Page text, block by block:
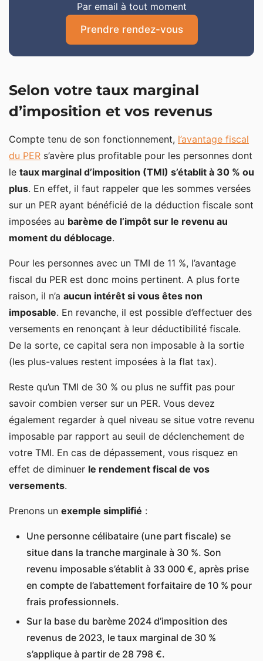
Par email à tout moment
Prendre rendez-vous
Selon votre taux marginal
d’imposition et vos revenus
Compte tenu de son fonctionnement, l’avantage fiscal
du PER s’avère plus profitable pour les personnes dont
le taux marginal d’imposition (TMI) s’établit à 30 % ou
plus. En effet, il faut rappeler que les sommes versées
sur un PER ayant bénéficié de la déduction fiscale sont
imposées au barème de l’impôt sur le revenu au
moment du déblocage.
Pour les personnes avec un TMI de 11 %, l’avantage
fiscal du PER est donc moins pertinent. A plus forte
raison, il n’a aucun intérêt si vous êtes non
imposable. En revanche, il est possible d’effectuer des
versements en renonçant à leur déductibilité fiscale.
De la sorte, ce capital sera non imposable à la sortie
(les plus-values restent imposées à la flat tax).
Reste qu’un TMI de 30 % ou plus ne suffit pas pour
savoir combien verser sur un PER. Vous devez
également regarder à quel niveau se situe votre revenu
imposable par rapport au seuil de déclenchement de
votre TMI. En cas de dépassement, vous risquez en
effet de diminuer le rendement fiscal de vos
versements.
Prenons un exemple simplifié :
Une personne célibataire (une part fiscale) se
situe dans la tranche marginale à 30 %. Son
revenu imposable s’établit à 33 000 €, après prise
en compte de l’abattement forfaitaire de 10 % pour
frais professionnels.
Sur la base du barème 2024 d’imposition des
revenus de 2023, le taux marginal de 30 %
s’applique à partir de 28 798 €.